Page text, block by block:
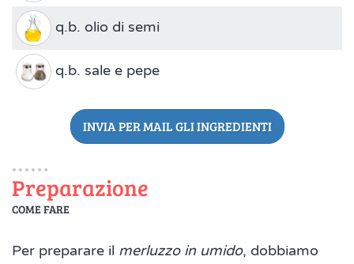
q.b. olio di semi
q.b. sale e pepe
INVIA PER MAIL GLI INGREDIENTI
Preparazione
COME FARE
Per preparare il merluzzo in umido, dobbiamo